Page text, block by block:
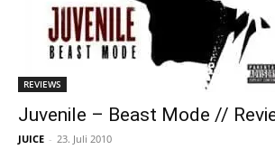
REVIEWS
Juvenile – Beast Mode //
JUICE - 23. Juli 2010